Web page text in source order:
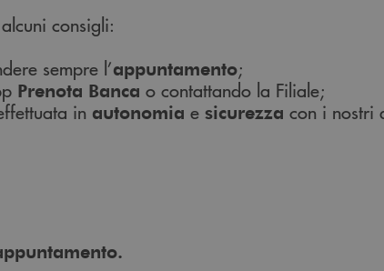
consigli:
sempre l’appuntamento;
Prenota Banca o contattando la Filiale;
in autonomia e sicurezza con i nostri